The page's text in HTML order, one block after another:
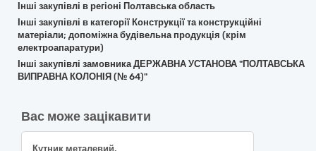
Інші закупівлі в регіоні Полтавська область
Інші закупівлі в категорії Конструкції та конструкційні
матеріали; допоміжна будівельна продукція (крім
електроапаратури)
Інші закупівлі замовника ДЕРЖАВНА УСТАНОВА "ПОЛТАВСЬКА
ВИПРАВНА КОЛОНІЯ (№ 64)"
Вас може зацікавити
Кутник металевий.